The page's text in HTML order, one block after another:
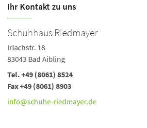
Ihr Kontakt zu uns
Schuhhaus Riedmayer
Irlachstr. 18
83043 Bad Aibling
Tel. +49 (8061) 8524
Fax +49 (8061) 8903
info@schuhe-riedmayer.de